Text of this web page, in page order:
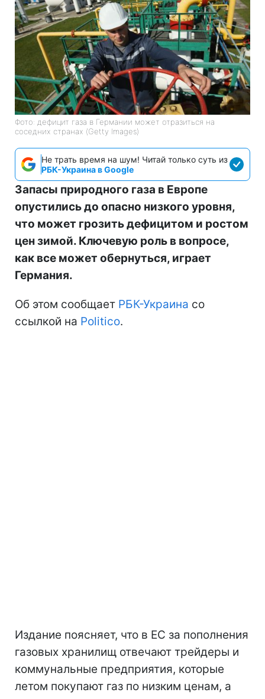
Фото: дефицит газа в Германии может отразиться на
соседних странах (Getty Images)
Не трать время на шум! Читай только суть из
РБК-Украина в Google
Запасы природного газа в Европе
опустились до опасно низкого уровня,
что может грозить дефицитом и ростом
цен зимой. Ключевую роль в вопросе,
как все может обернуться, играет
Германия.
Об этом сообщает РБК-Украина со
ссылкой на Politico.
Издание поясняет, что в ЕС за пополнения
газовых хранилищ отвечают трейдеры и
коммунальные предприятия, которые
летом покупают газ по низким ценам, а